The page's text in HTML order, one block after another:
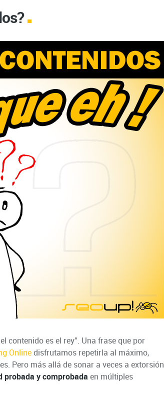
contenido es el rey”. Una frase que por
Onlinedisfrutamos repetirla al máximo,
Pero más allá de sonar a veces a extorsión
probada y comprobada en múltiples